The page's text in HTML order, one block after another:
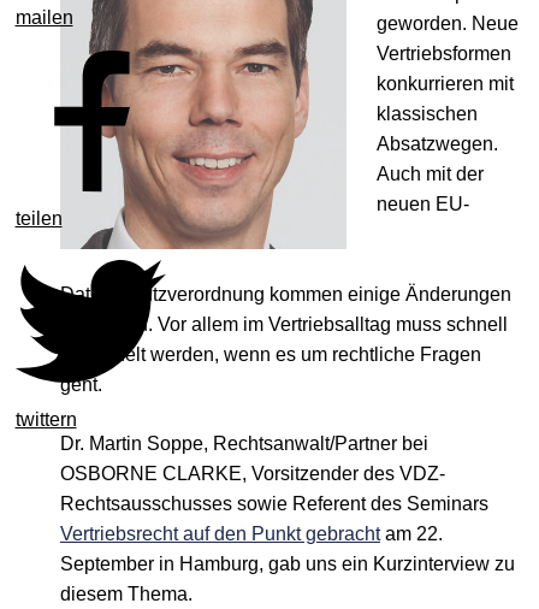
mailen
teilen
twittern
geworden. Neue
Vertriebsformen
konkurrieren mit
klassischen
Absatzwegen.
Auch mit der
neuen EU-
Datenschutzverordnung kommen einige Änderungen
auf uns zu. Vor allem im Vertriebsalltag muss schnell
gehandelt werden, wenn es um rechtliche Fragen
geht.
Dr. Martin Soppe, Rechtsanwalt/Partner bei
OSBORNE CLARKE, Vorsitzender des VDZ-
Rechtsausschusses sowie Referent des Seminars
Vertriebsrecht auf den Punkt gebrachtam 22.
September in Hamburg, gab uns ein Kurzinterview zu
diesem Thema.